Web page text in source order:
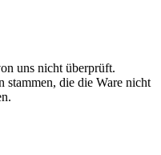
uns nicht überprüft.
stammen, die die Ware nicht